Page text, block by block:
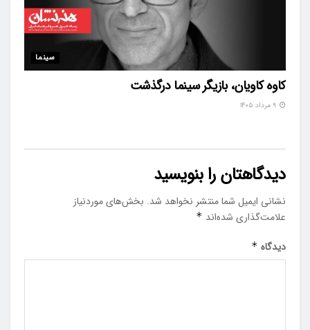
سینما
کاوه کاویان، بازیگر سینما درگذشت
دیدگاهتان را بنویسید
نشانی ایمیل شما منتشر نخواهد شد. بخش‌های موردنیاز
علامت‌گذاری شده‌اند *
دیدگاه *